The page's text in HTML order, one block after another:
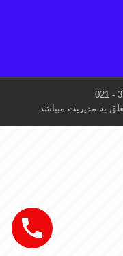
به مدیریت میباشد